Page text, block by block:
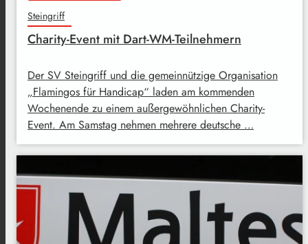
Steingriff
Charity-Event mit Dart-WM-Teilnehmern
Der SV Steingriff und die gemeinnützige Organisation
„Flamingos für Handicap“ laden am kommenden
Wochenende zu einem außergewöhnlichen Charity-
Event. Am Samstag nehmen mehrere deutsche …